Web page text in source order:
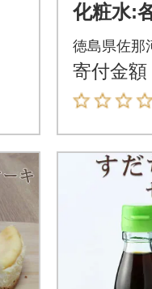
化粧水:
果樹薬
ウォッ
ト A
徳島県佐那
寄付金額